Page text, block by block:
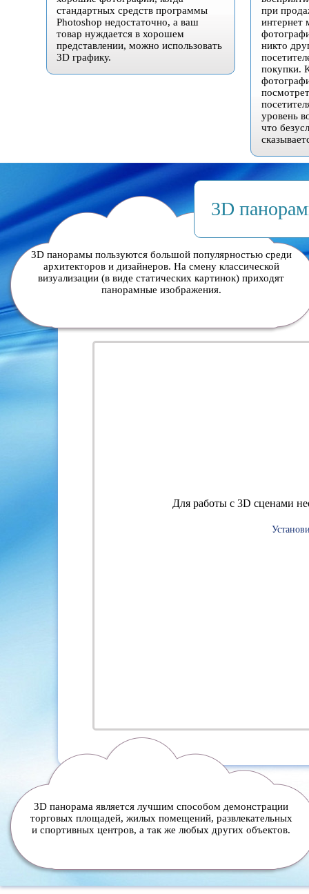
стандартных средств программы
Photoshop недостаточно, а ваш
товар нуждается в хорошем
представлении, можно использовать
3D графику.
при
интернет
никто
покупки.
уровень
что
3D
3D панорамы пользуются большой популярностью среди
архитекторов и дизайнеров. На смену классической
визуализации (в виде статических картинок) приходят
панорамные изображения.
3D панорама является лучшим способом демонстрации
торговых площадей, жилых помещений, развлекательных
и спортивных центров, а так же любых других объектов.
Для работы с 3D сценами